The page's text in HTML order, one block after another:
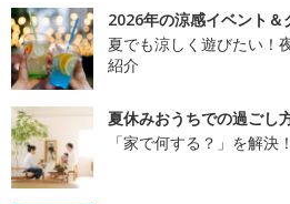
2026年の涼感イベント＆
夏でも涼しく遊びたい！
紹介
夏休みおうちでの過ごし
「家で何する？」を解決